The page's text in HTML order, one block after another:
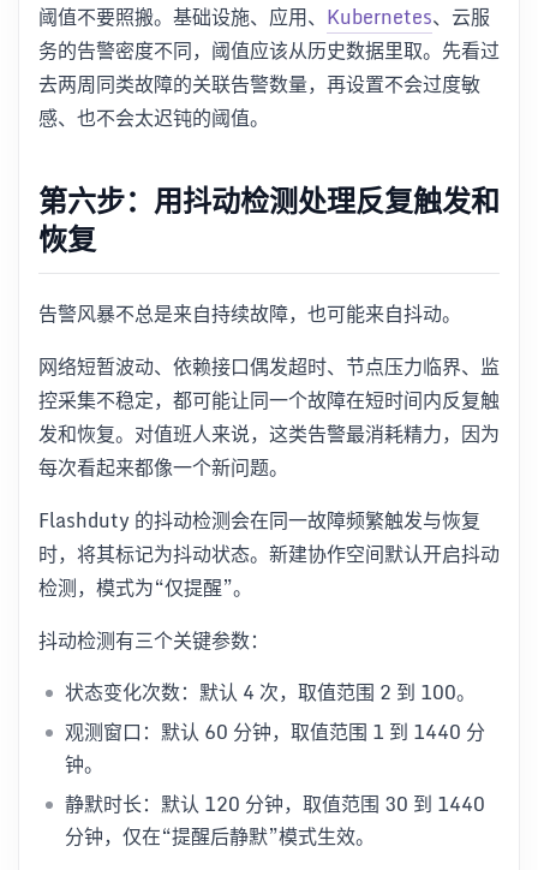
阈值不要照搬。基础设施、应用、 Kubernetes、云服
务的告警密度不同，阈值应该从历史数据里取。先看过
去两周同类故障的关联告警数量，再设置不会过度敏
感、也不会太迟钝的阈值。
第六步：用抖动检测处理反复触发和
恢复
告警风暴不总是来自持续故障，也可能来自抖动。
网络短暂波动、依赖接口偶发超时、节点压力临界、监
控采集不稳定，都可能让同一个故障在短时间内反复触
发和恢复。对值班人来说，这类告警最消耗精力，因为
每次看起来都像一个新问题。
Flashduty 的抖动检测会在同一故障频繁触发与恢复
时，将其标记为抖动状态。新建协作空间默认开启抖动
检测，模式为“仅提醒”。
抖动检测有三个关键参数：
状态变化次数：默认 4 次，取值范围 2 到 100。
观测窗口：默认 60 分钟，取值范围 1 到 1440 分
钟。
静默时长：默认 120 分钟，取值范围 30 到 1440
分钟，仅在“提醒后静默”模式生效。